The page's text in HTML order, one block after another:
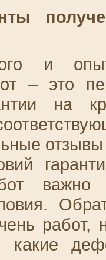
и
– это
на
работ,
какие